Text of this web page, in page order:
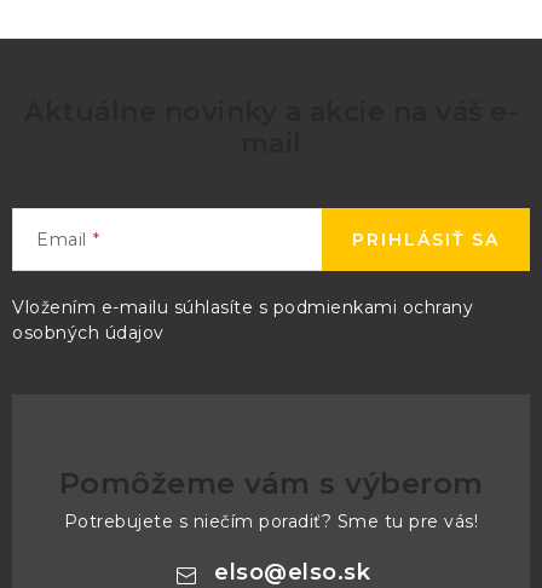
Email
Vložením e-mailu súhlasíte s podmienkami ochrany
osobných údajov
PRIHLÁSIŤ SA
Pomôžeme vám s výberom
Potrebujete s niečím poradiť? Sme tu pre vás!
elso@elso.sk